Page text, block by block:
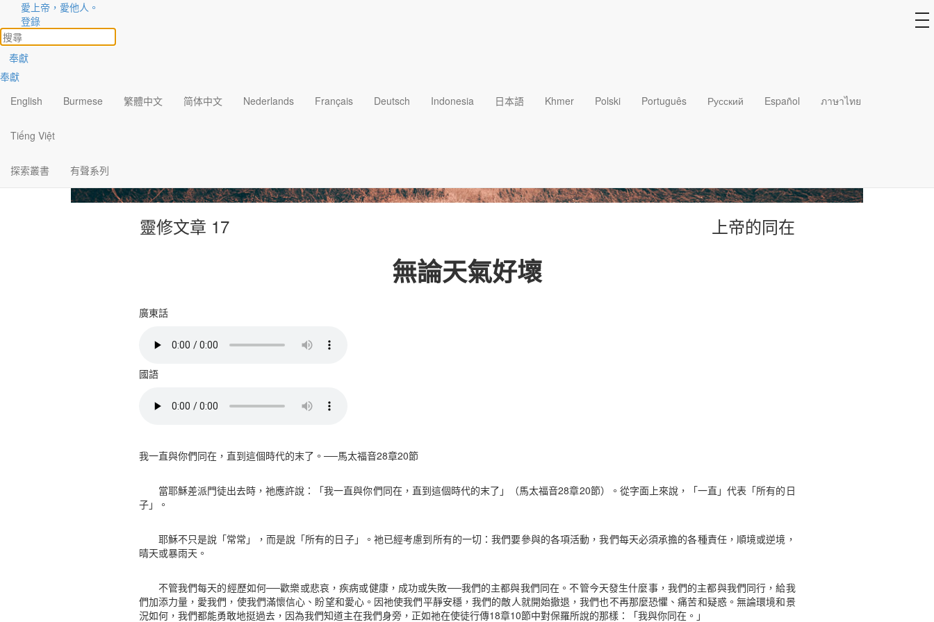
愛上帝，愛他人。
登錄
奉獻
奉獻
English
Burmese 繁體中文 简体中文 Nederlands Français Deutsch Indonesia 日本語 Khmer Polski Português Русский Español ภาษาไทย
Tiếng Việt
探索叢書 有聲系列
靈修文章 17 上帝的同在
無論天氣好壞
廣東話
國語
我一直與你們同在，直到這個時代的末了。──馬太福音28章20節
當耶穌差派門徒出去時，祂應許說：「我一直與你們同在，直到這個時代的末了」（馬太福音28章20節）。從字面上來說，「一直」代表「所有的日
子」。
耶穌不只是說「常常」，而是說「所有的日子」。祂已經考慮到所有的一切：我們要參與的各項活動，我們每天必須承擔的各種責任，順境或逆境，
晴天或暴雨天。
不管我們每天的經歷如何──歡樂或悲哀，疾病或健康，成功或失敗──我們的主都與我們同在。不管今天發生什麼事，我們的主都與我們同行，給我
們加添力量，愛我們，使我們滿懷信心、盼望和愛心。因祂使我們平靜安穩，我們的敵人就開始撤退，我們也不再那麼恐懼、痛苦和疑惑。無論環境和景
況如何，我們都能勇敢地挺過去，因為我們知道主在我們身旁，正如祂在使徒行傳18章10節中對保羅所說的那樣：「我與你同在。」